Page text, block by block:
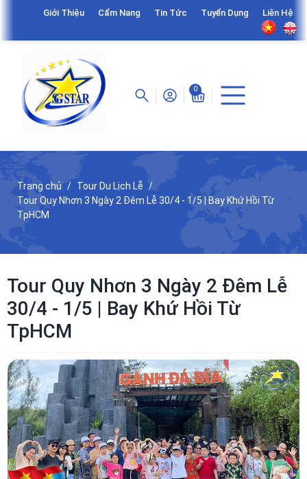
Giới Thiệu Cẩm Nang Tin Tức Tuyển Dụng Liên Hệ
0
Trang chủ
Tour Du Lịch Lễ
Tour Quy Nhơn 3 Ngày 2 Đêm Lễ 30/4 - 1/5 | Bay Khứ Hồi Từ
TpHCM
Tour Quy Nhơn 3 Ngày 2 Đêm Lễ
30/4 - 1/5 | Bay Khứ Hồi Từ
TpHCM